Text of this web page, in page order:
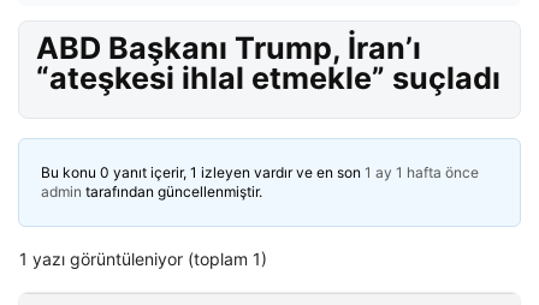
ABD Başkanı Trump, İran’ı
“ateşkesi ihlal etmekle” suçladı
Bu konu 0 yanıt içerir, 1 izleyen vardır ve en son 1 ay 1 hafta önce
admin tarafından güncellenmiştir.
1 yazı görüntüleniyor (toplam 1)